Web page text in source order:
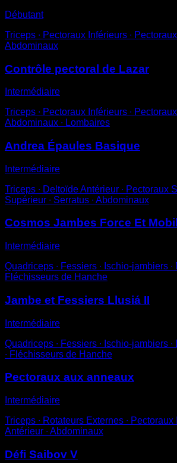
Débutant
Triceps ∙ Pectoraux Inférieurs ∙
Abdominaux
Contrôle pectoral de Lazar
Intermédiaire
Triceps ∙ Pectoraux Inférieurs ∙
Abdominaux ∙ Lombaires
Andrea Épaules Basique
Intermédiaire
Triceps ∙ Deltoïde Antérieur ∙ Pectoraux
Supérieur ∙ Serratus ∙ Abdominaux
Cosmos Jambes Force Et
Intermédiaire
Quadriceps ∙ Fessiers ∙ Ischio-jambiers ∙
Fléchisseurs de Hanche
Jambe et Fessiers Llusiá II
Intermédiaire
Quadriceps ∙ Fessiers ∙ Ischio-jambiers
∙ Fléchisseurs de Hanche
Pectoraux aux anneaux
Intermédiaire
Triceps ∙ Rotateurs Externes ∙
Antérieur ∙ Abdominaux
Défi Saibov V